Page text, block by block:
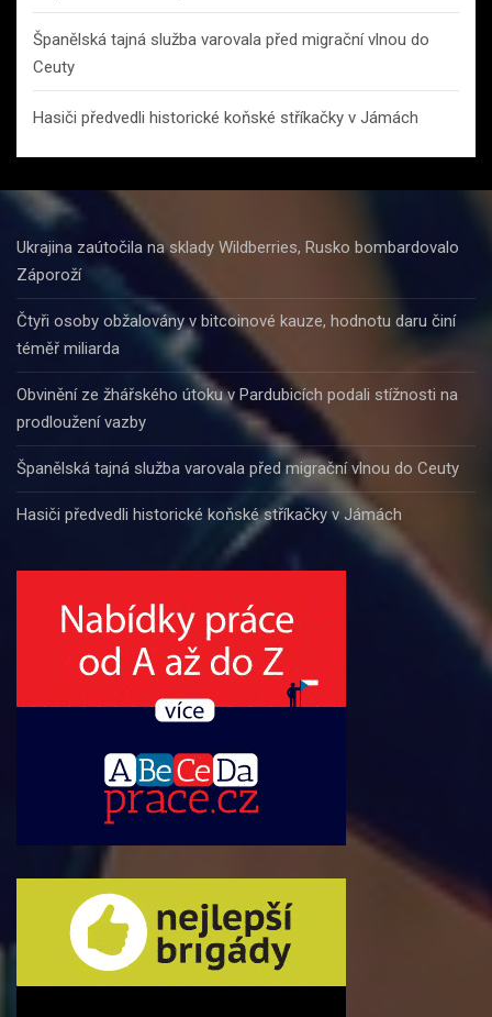
Španělská tajná služba varovala před migrační vlnou do
Ceuty
Hasiči předvedli historické koňské stříkačky v Jámách
Ukrajina zaútočila na sklady Wildberries, Rusko bombardovalo
Záporoží
Čtyři osoby obžalovány v bitcoinové kauze, hodnotu daru činí
téměř miliarda
Obvinění ze žhářského útoku v Pardubicích podali stížnosti na
prodloužení vazby
Španělská tajná služba varovala před migrační vlnou do Ceuty
Hasiči předvedli historické koňské stříkačky v Jámách